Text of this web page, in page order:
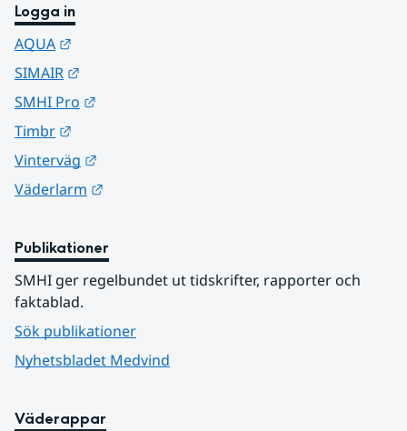
Logga in
AQUA
SIMAIR
SMHI Pro
Timbr
Vinterväg
Väderlarm
Publikationer
SMHI ger regelbundet ut tidskrifter, rapporter och
faktablad.
Sök publikationer
Nyhetsbladet Medvind
Väderappar